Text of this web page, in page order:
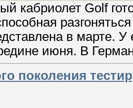
кабриолет Golf
в марте.
июня. В
поколения